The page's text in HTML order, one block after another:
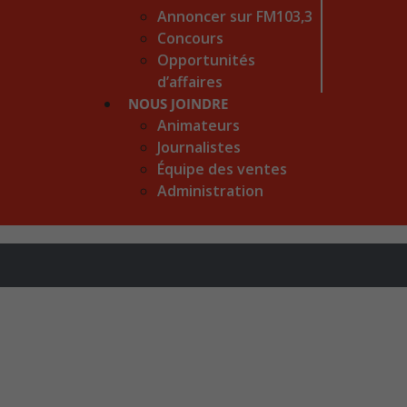
Annoncer sur FM103,3
Concours
Opportunités
d’affaires
NOUS JOINDRE
Animateurs
Journalistes
Équipe des ventes
Administration